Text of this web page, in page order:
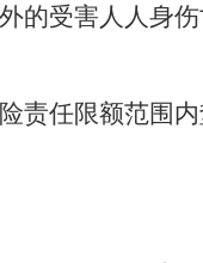
的受害人人身
责任限额范围